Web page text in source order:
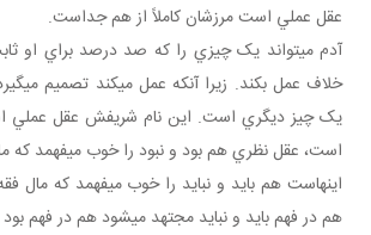
عقل عملي است مرزشان کاملاً از هم جداست.
آدم مي تواند يک چيزي را که صد درصد براي او
خلاف عمل بکند. زيرا آنکه عمل مي کند تصميم مي
يک چيز ديگري است. اين نام شريفش عقل عملي
است، عقل نظري هم بود و نبود را خوب مي فهمد
اينهاست هم بايد و نبايد را خوب مي فهمد که مال
هم در فهم بايد و نبايد مجتهد مي شود هم در فهم بود